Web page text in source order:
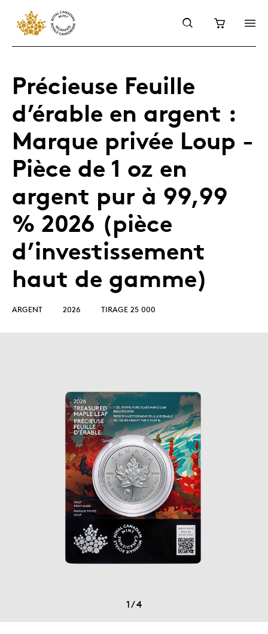
Précieuse Feuille
d’érable en argent :
Marque privée Loup -
Pièce de 1 oz en
argent pur à 99,99
% 2026 (pièce
d’investissement
haut de gamme)
ARGENT 2026 TIRAGE 25 000
1/4